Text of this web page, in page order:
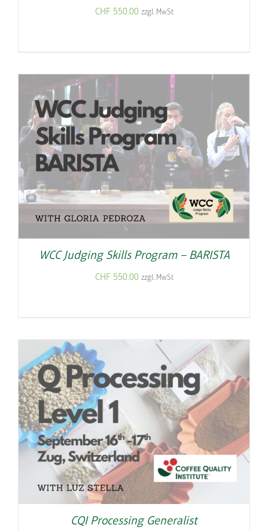
CHF 550.00 zzgl. MwSt
WCC Judging Skills Program – BARISTA
CHF 550.00 zzgl. MwSt
CQI Processing Generalist